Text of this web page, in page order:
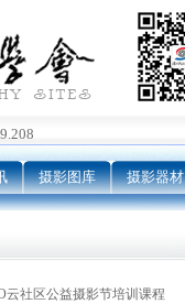
摄影图库 摄影器材
社区公益摄影节培训课程